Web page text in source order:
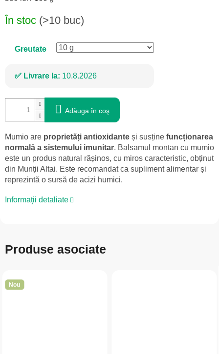
În stoc (>10 buc)
Greutate
Livrare la: 10.8.2026
Adăuga în coş
Mumio are proprietăți antioxidante și susține funcționarea
normală a sistemului imunitar. Balsamul montan cu mumio
este un produs natural rășinos, cu miros caracteristic, obținut
din Munții Altai. Este recomandat ca supliment alimentar și
reprezintă o sursă de acizi humici.
Informaţii detaliate
Produse asociate
Nou